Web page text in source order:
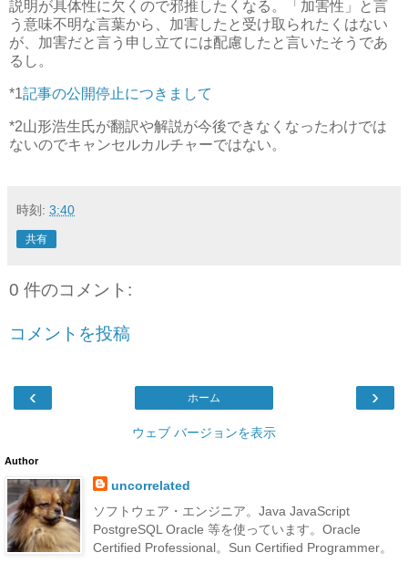
説明が具体性に欠くので邪推したくなる。「加害性」と言
う意味不明な言葉から、加害したと受け取られたくはない
が、加害だと言う申し立てには配慮したと言いたそうであ
るし。
*1記事の公開停止につきまして
*2山形浩生氏が翻訳や解説が今後できなくなったわけでは
ないのでキャンセルカルチャーではない。
時刻: 3:40
共有
0 件のコメント:
コメントを投稿
‹ ›
ホーム
ウェブ バージョンを表示
Author
uncorrelated
ソフトウェア・エンジニア。Java JavaScript
PostgreSQL Oracle 等を使っています。Oracle
Certified Professional。Sun Certified Programmer。